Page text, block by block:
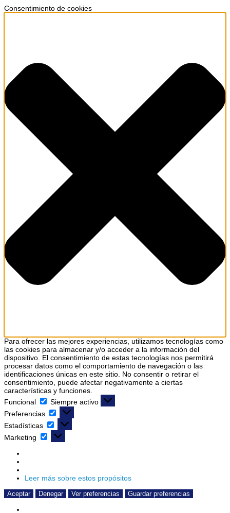
Consentimiento de cookies
Para ofrecer las mejores experiencias, utilizamos tecnologías como
las cookies para almacenar y/o acceder a la información del
dispositivo. El consentimiento de estas tecnologías nos permitirá
procesar datos como el comportamiento de navegación o las
identificaciones únicas en este sitio. No consentir o retirar el
consentimiento, puede afectar negativamente a ciertas
características y funciones.
Funcional
Funcional
Siempre activo
Preferencias
Preferencias
Estadísticas
Estadísticas
Marketing
Marketing
Leer más sobre estos propósitos
Aceptar Denegar Ver preferencias Guardar preferencias